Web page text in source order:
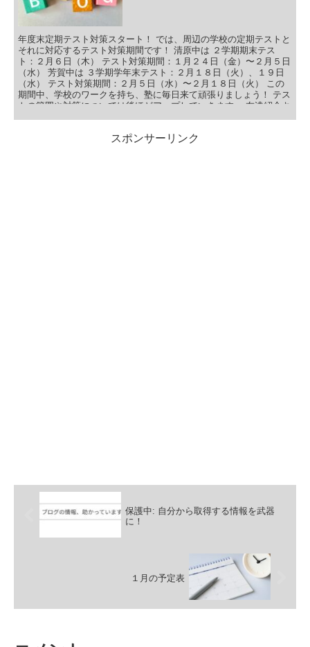
年度末定期テスト対策スタート！ では、周辺の学校の定期テストと
それに対応するテスト対策期間です！ 清原中は ２学期期末テス
ト：２月６日（木） テスト対策期間：１月２４日（金）〜２月５日
（水） 芳賀中は ３学期学年末テスト：２月１８日（火）、１９日
（水） テスト対策期間：２月５日（水）〜２月１８日（火） この
期間中、学校のワークを持ち、塾に毎日来て頑張りましょう！ テス
トの範囲や対策については後ほどアップしていきます。 友達紹介キ
月５日（水） 芳賀中は ２月５日（水）〜２月１８日（火） 上記期
スポンサーリンク
保護中: 自分から取得する情報を武器
に！
１月の予定表